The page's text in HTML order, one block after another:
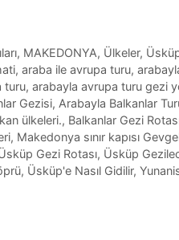
, MAKEDONYA, Ülkeler,
, araba ile avrupa turu,
turu, arabayla avrupa turu gezi
Gezisi, Arabayla Balkanlar
ülkeleri., Balkanlar Gezi
, Makedonya sınır kapısı
Gezi Rotası, Üsküp
, Üsküp'e Nasıl Gidilir,